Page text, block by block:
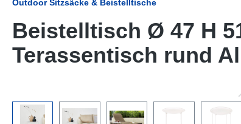
Outdoor Sitzsäcke & Beistelltische
Beistelltisch Ø 47 H
Terassentisch rund
Bildergalerie überspringen